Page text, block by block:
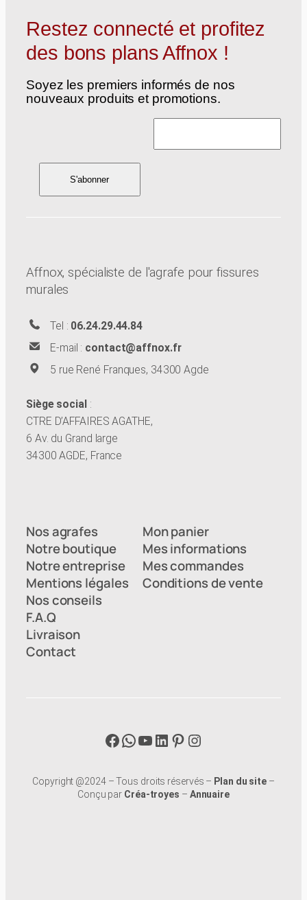
Restez connecté et profitez
des bons plans Affnox !
Soyez les premiers informés de nos
nouveaux produits et promotions.
Affnox, spécialiste de l'agrafe pour fissures
murales
Tel : 06.24.29.44.84
E-mail : contact@affnox.fr
5 rue René Franques, 34300 Agde
Siège social :
CTRE D’AFFAIRES AGATHE,
6 Av. du Grand large
34300 AGDE, France
Nos agrafes
Notre boutique
Notre entreprise
Mentions légales
Mon panier
Mes informations
Mes commandes
Conditions de vente
Nos conseils
F.A.Q
Livraison
Contact
Facebook
WhatsApp
YouTube
LinkedIn
Pinterest
Instagram
Copyright @2024 – Tous droits réservés – Plan du site–
Conçu par Créa-troyes – Annuaire